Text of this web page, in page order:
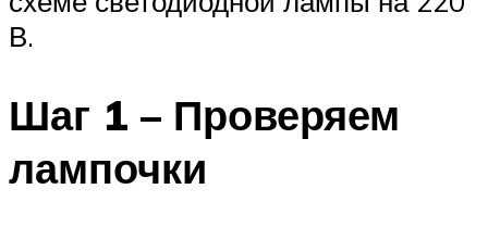
В.
Шаг 1 – Проверяем
лампочки